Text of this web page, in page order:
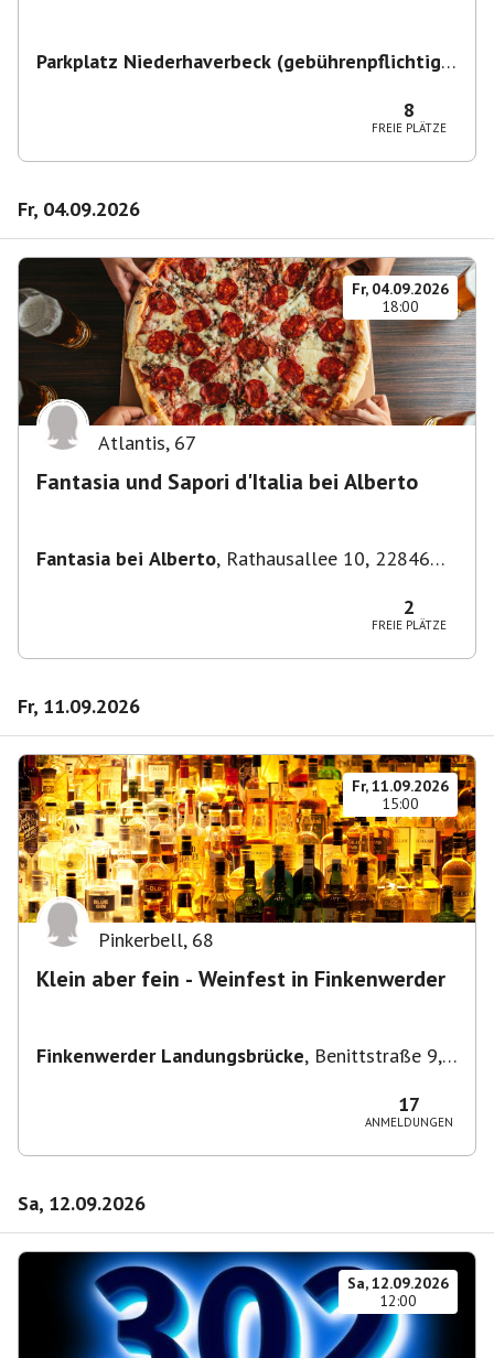
Parkplatz Niederhaverbeck (gebührenpflichtig),
8
FREIE PLÄTZE
Fr, 04.09.2026
Fr, 04.09.2026
18:00
Atlantis, 67
Fantasia und Sapori d'Italia bei Alberto
Fantasia bei Alberto, Rathausallee 10, 22846
2
FREIE PLÄTZE
Fr, 11.09.2026
Fr, 11.09.2026
15:00
Pinkerbell, 68
Klein aber fein - Weinfest in Finkenwerder
Finkenwerder Landungsbrücke, Benittstraße 9,
17
ANMELDUNGEN
Sa, 12.09.2026
Sa, 12.09.2026
12:00